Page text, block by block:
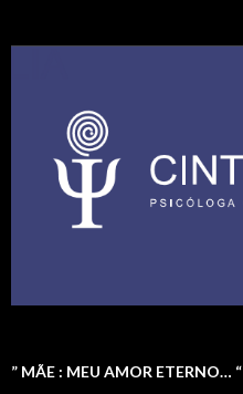
” MÃE : MEU AMOR ETERNO… “